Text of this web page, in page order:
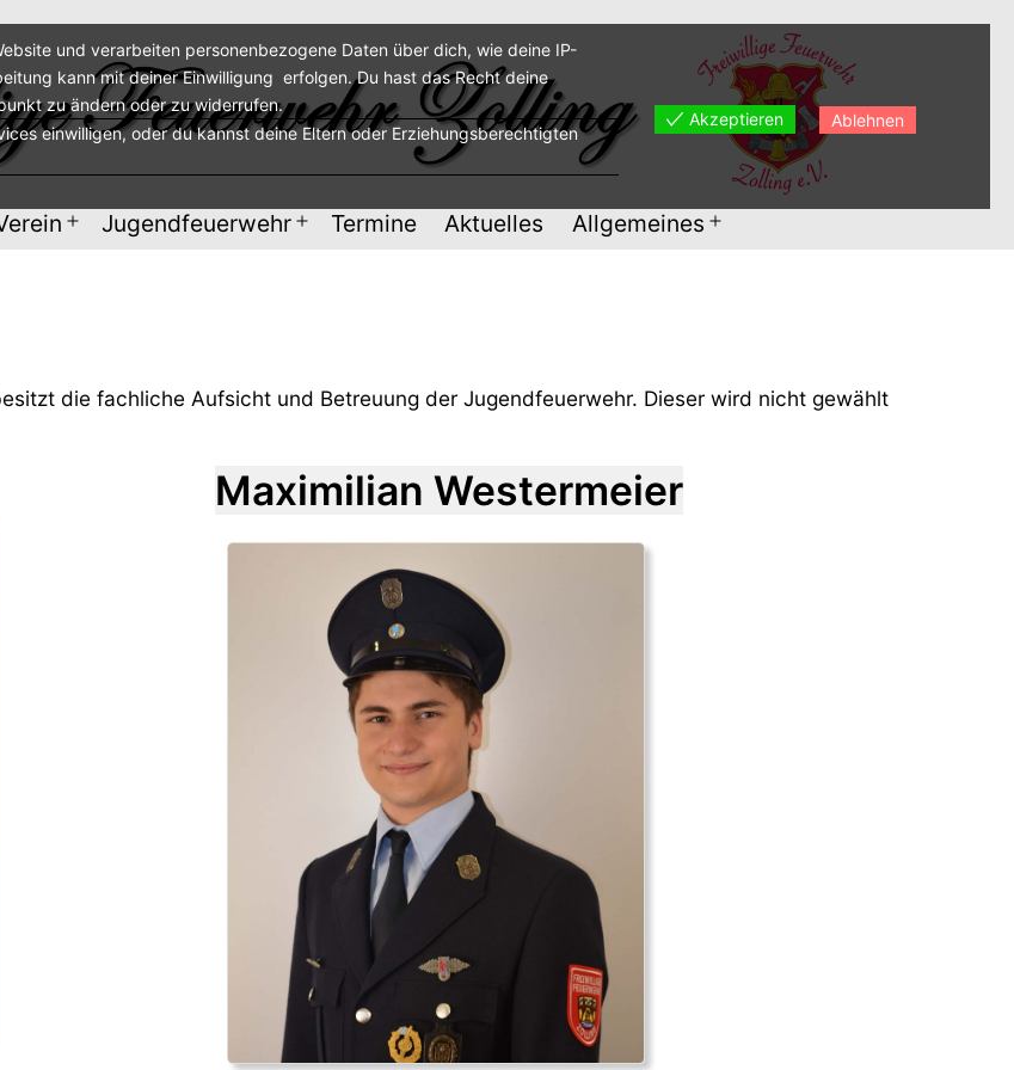
MenüJugendfeuerwehr MenüTermine Aktuelles Allgemeines Menü
die fachliche Aufsicht und Betreuung der Jugendfeuerwehr. Dieser wird nicht gewählt
Maximilian Westermeier
und verarbeiten personenbezogene Daten über dich, wie deine IP-
kann mit deiner Einwilligung erfolgen. Du hast das Recht deine
zu ändern oder zu widerrufen.
einwilligen, oder du kannst deine Eltern oder Erziehungsberechtigten
Akzeptieren Ablehnen